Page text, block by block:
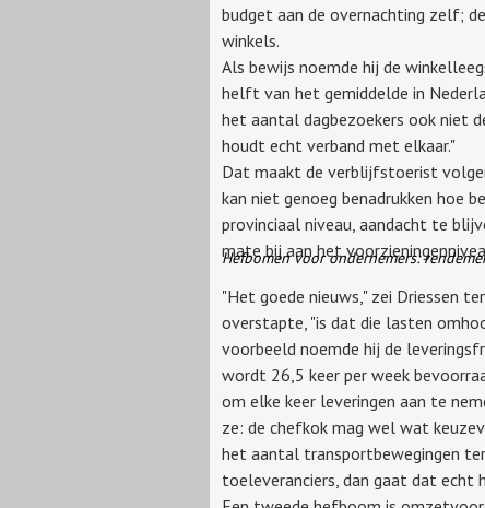
budget aan de overnachting zelf;
winkels.
Als bewijs noemde hij de
helft van het gemiddelde in
het aantal dagbezoekers ook niet
houdt echt verband met elkaar."
Dat maakt de verblijfstoerist
kan niet genoeg benadrukken hoe
provinciaal niveau, aandacht te
mate bij aan het
Hefbomen voor ondernemers:
"Het goede nieuws," zei Driessen
overstapte, "is dat die lasten
voorbeeld noemde hij de
wordt 26,5 keer per week
om elke keer leveringen aan te
ze: de chefkok mag wel wat
het aantal transportbewegingen
toeleveranciers, dan gaat dat echt